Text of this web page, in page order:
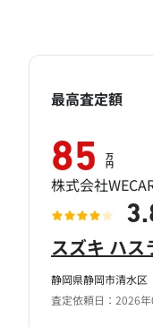
静岡県静岡市清水区
査定依頼日：2026
スズキ ハス
最高査定額
85 万
円
株式会社